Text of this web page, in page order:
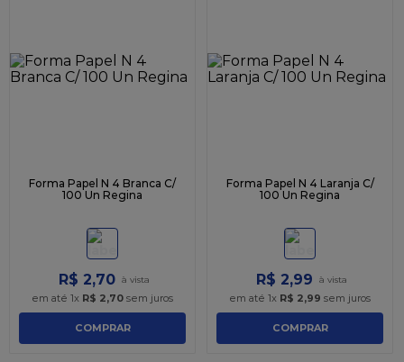
Forma Papel N 4 Branca C/
100 Un Regina
R$ 2,70
em até 1x R$ 2,70 sem juros
COMPRAR
Forma Papel N 4 Laranja C/
100 Un Regina
R$ 2,99
em até 1x R$ 2,99 sem juros
COMPRAR